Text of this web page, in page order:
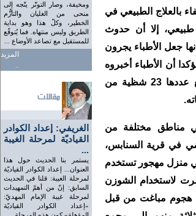
ومخيفة، وصار التوتّر يتّجه إلى
منحى من الغليان والتأزُّم
الخطير، وكلّ هذا وهو بداية
الطريق وليس منتهاه. فما يُتوقّع
للمستقبل مع تصاعد الأوضاع ...
المزيد
..
الغريفي: إعداد الكوادر
القياديّة لمرحلة الغيبة
...
يستمر بنا الحديث حول هذا
العنوان... إعداد الكوادر القياديّة
لمرحلة الغيبة: قلنا في الحديث
السابق: إنّ من أهمّ التمهيدات
لمرحلة غيبة الإمام المهديّ:
«إعداد الكوادر القياديّة
بالعلاج الطبيعي في
إلا أن حدوث
جعل الأطباء يجرون
أن الأطباء أخبروه
أنه من المستحيل إزالة جميع الشظايا التي يبلغ عددها 23 شظية من
مناطق مختلفة من
آذار الماضي في قرية السنابس،
منزل مهجور تستخدم
لاستخدام الشوزن
هجوم مباغت من قبل